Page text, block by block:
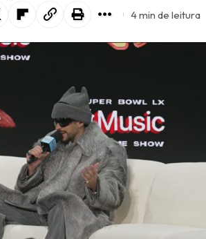
4 min de leitura